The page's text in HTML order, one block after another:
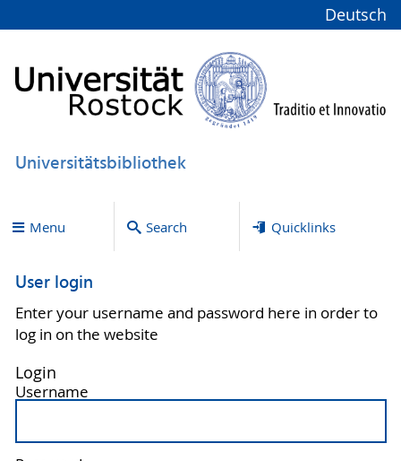
Deutsch
Universitätsbibliothek
Menu Search Quicklinks
User login
Enter your username and password here in order to
log in on the website
Login
Username